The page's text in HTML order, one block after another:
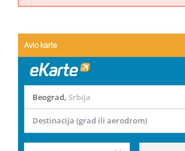
Avio karte
Beograd, Srbija
Destinacija (grad ili aerodrom)